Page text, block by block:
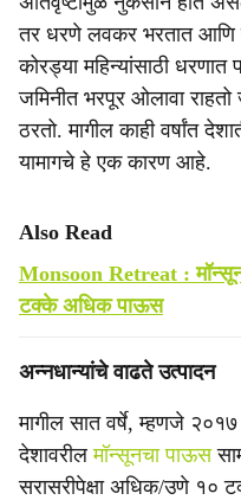
तर धरणे लवकर भरतात आणि
कोरड्या महिन्यांसाठी
जमिनीत भरपूर ओलावा राहतो
ठरतो. मागील काही वर्षांत
यामागचे हे एक कारण आहे.
Also Read
Monsoon Retreat : मॉन्सून
टक्के अधिक पाऊस
अन्नधान्यांचे वाढते उत्पादन
मागील सात वर्षे, म्हणजे
देशावरील मॉन्सूनचा पाऊस
सरासरीपेक्षा अधिक/उणे १०